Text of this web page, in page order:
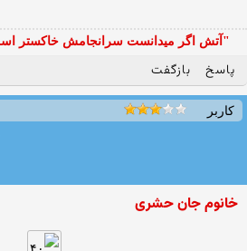
"آتش اگر ميدانست سرانجامش خاكستر است
پاسخ بازگفت
کاربر
خانوم جان حشری